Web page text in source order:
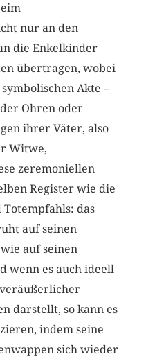
nur an den
die Enkelkinder
übertragen, wobei
Akte –
Ohren oder
ihrer Väter, also
Witwe,
zeremoniellen
Register wie die
das
auf seinen
auf seinen
wenn es auch ideell
darstellt, so kann es
indem seine
sich wieder